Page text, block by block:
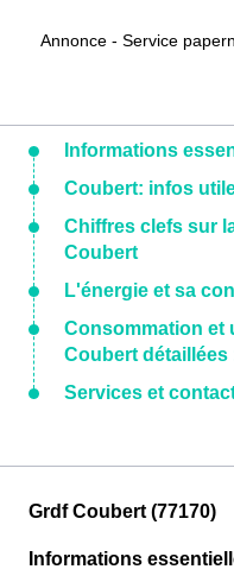
Annonce - Service
Informations
Coubert: infos
Chiffres clefs sur
Coubert
L'énergie et sa
Consommation et
Coubert détaillées
Services et
Grdf Coubert (77170)
Informations